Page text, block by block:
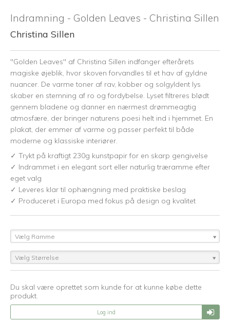
Indramning - Golden Leaves - Christina Sillen
Christina Sillen
"Golden Leaves" af Christina Sillen indfanger efterårets
magiske øjeblik, hvor skoven forvandles til et hav af gyldne
nuancer. De varme toner af rav, kobber og solgyldent lys
skaber en stemning af ro og fordybelse. Lyset filtreres blødt
gennem bladene og danner en nærmest drømmeagtig
atmosfære, der bringer naturens poesi helt ind i hjemmet. En
plakat, der emmer af varme og passer perfekt til både
moderne og klassiske interiører.
✓ Trykt på kraftigt 230g kunstpapir for en skarp gengivelse
✓ Indrammet i en elegant sort eller naturlig træramme efter
eget valg
✓ Leveres klar til ophængning med praktiske beslag
✓ Produceret i Europa med fokus på design og kvalitet
Vælg Ramme
Vælg Størrelse
Du skal være oprettet som kunde for at kunne købe dette
produkt.
Log ind